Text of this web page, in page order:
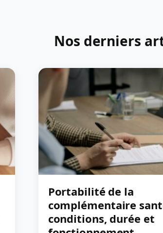
Nos derniers
Portabilité de la
complémentaire
conditions, durée et